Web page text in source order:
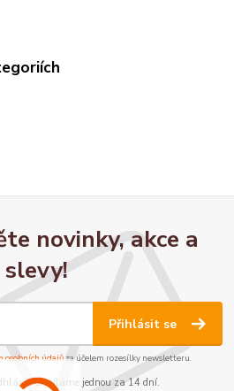
novinky, akce a
slevy!
Přihlásit se
osobních údajůza účelem rozesílky newsletteru.
Zasíláme jednou za 14 dní.